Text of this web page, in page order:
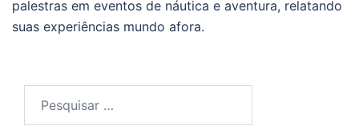
palestras em eventos de náutica e aventura, relatando
suas experiências mundo afora.